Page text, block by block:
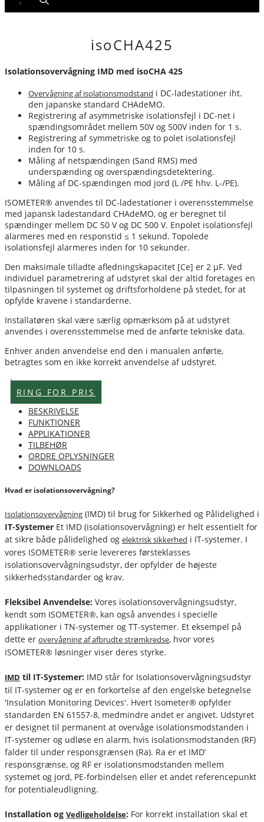
isoCHA425
Isolationsovervågning IMD med isoCHA 425
Overvågning af isolationsmodstand i DC-ladestationer iht.
den japanske standard CHAdeMO.
Registrering af asymmetriske isolationsfejl i DC-net i
spændingsområdet mellem 50V og 500V inden for 1 s.
Registrering af symmetriske og to polet isolationsfejl
inden for 10 s.
Måling af netspændingen (Sand RMS) med
underspænding og overspændingsdetektering.
Måling af DC-spændingen mod jord (L /PE hhv. L-/PE).
ISOMETER® anvendes til DC-ladestationer i overensstemmelse
med japansk ladestandard CHAdeMO, og er beregnet til
spændinger mellem DC 50 V og DC 500 V. Enpolet isolationsfejl
alarmeres med en responstid ≤ 1 sekund. Topolede
isolationsfejl alarmeres inden for 10 sekunder.
Den maksimale tilladte afledningskapacitet [Ce] er 2 μF. Ved
individuel parametrering af udstyret skal der altid foretages en
tilpasningen til systemet og driftsforholdene på stedet, for at
opfylde kravene i standarderne.
Installatøren skal være særlig opmærksom på at udstyret
anvendes i overensstemmelse med de anførte tekniske data.
Enhver anden anvendelse end den i manualen anførte,
betragtes som en ikke korrekt anvendelse af udstyret.
Lagervare
RING FOR PRIS
BESKRIVELSE
FUNKTIONER
APPLIKATIONER
TILBEHØR
ORDRE OPLYSNINGER
DOWNLOADS
Hvad er isolationsovervågning?
Isolationsovervågning (IMD) til brug for Sikkerhed og Pålidelighed i
IT-Systemer Et IMD (isolationsovervågning) er helt essentielt for
at sikre både pålidelighed og elektrisk sikkerhed i IT-systemer. I
vores ISOMETER® serie levereres førsteklasses
isolationsovervågningsudstyr, der opfylder de højeste
sikkerhedsstandarder og krav.
Fleksibel Anvendelse: Vores isolationsovervågningsudstyr,
kendt som ISOMETER®, kan også anvendes i specielle
applikationer i TN-systemer og TT-systemer. Et eksempel på
dette er overvågning af afbrudte strømkredse, hvor vores
ISOMETER® løsninger viser deres styrke.
IMD til IT-Systemer: IMD står for Isolationsovervågningsudstyr
til IT-systemer og er en forkortelse af den engelske betegnelse
'Insulation Monitoring Devices'. Hvert Isometer® opfylder
standarden EN 61557-8, medmindre andet er angivet. Udstyret
er designet til permanent at overvåge isolationsmodstanden i
IT-systemer og udløse en alarm, hvis isolationsmodstanden (RF)
falder til under responsgrænsen (Ra). Ra er et IMD’
responsgrænse, og RF er isolationsmodstanden mellem
systemet og jord, PE-forbindelsen eller et andet referencepunkt
for potentialeudligning.
Installation og Vedligeholdelse: For korrekt installation skal et